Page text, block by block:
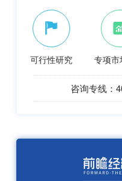
可行性研究 专项
咨询专线：